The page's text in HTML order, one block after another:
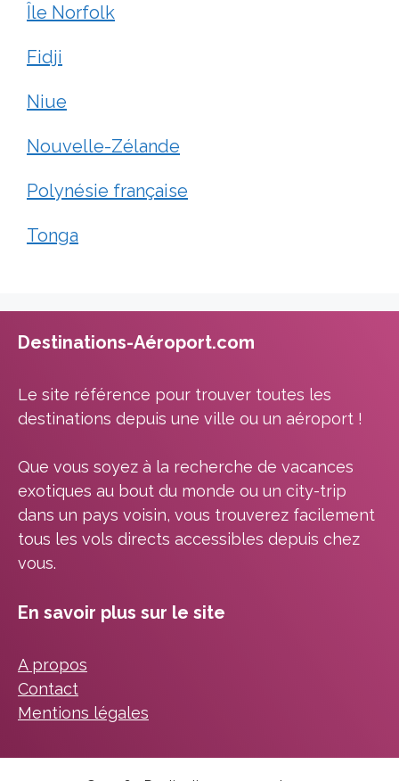
Île Norfolk
Fidji
Niue
Nouvelle-Zélande
Polynésie française
Tonga
Destinations-Aéroport.com
Le site référence pour trouver toutes les
destinations depuis une ville ou un aéroport !
Que vous soyez à la recherche de vacances
exotiques au bout du monde ou un city-trip
dans un pays voisin, vous trouverez facilement
tous les vols directs accessibles depuis chez
vous.
En savoir plus sur le site
A propos
Contact
Mentions légales